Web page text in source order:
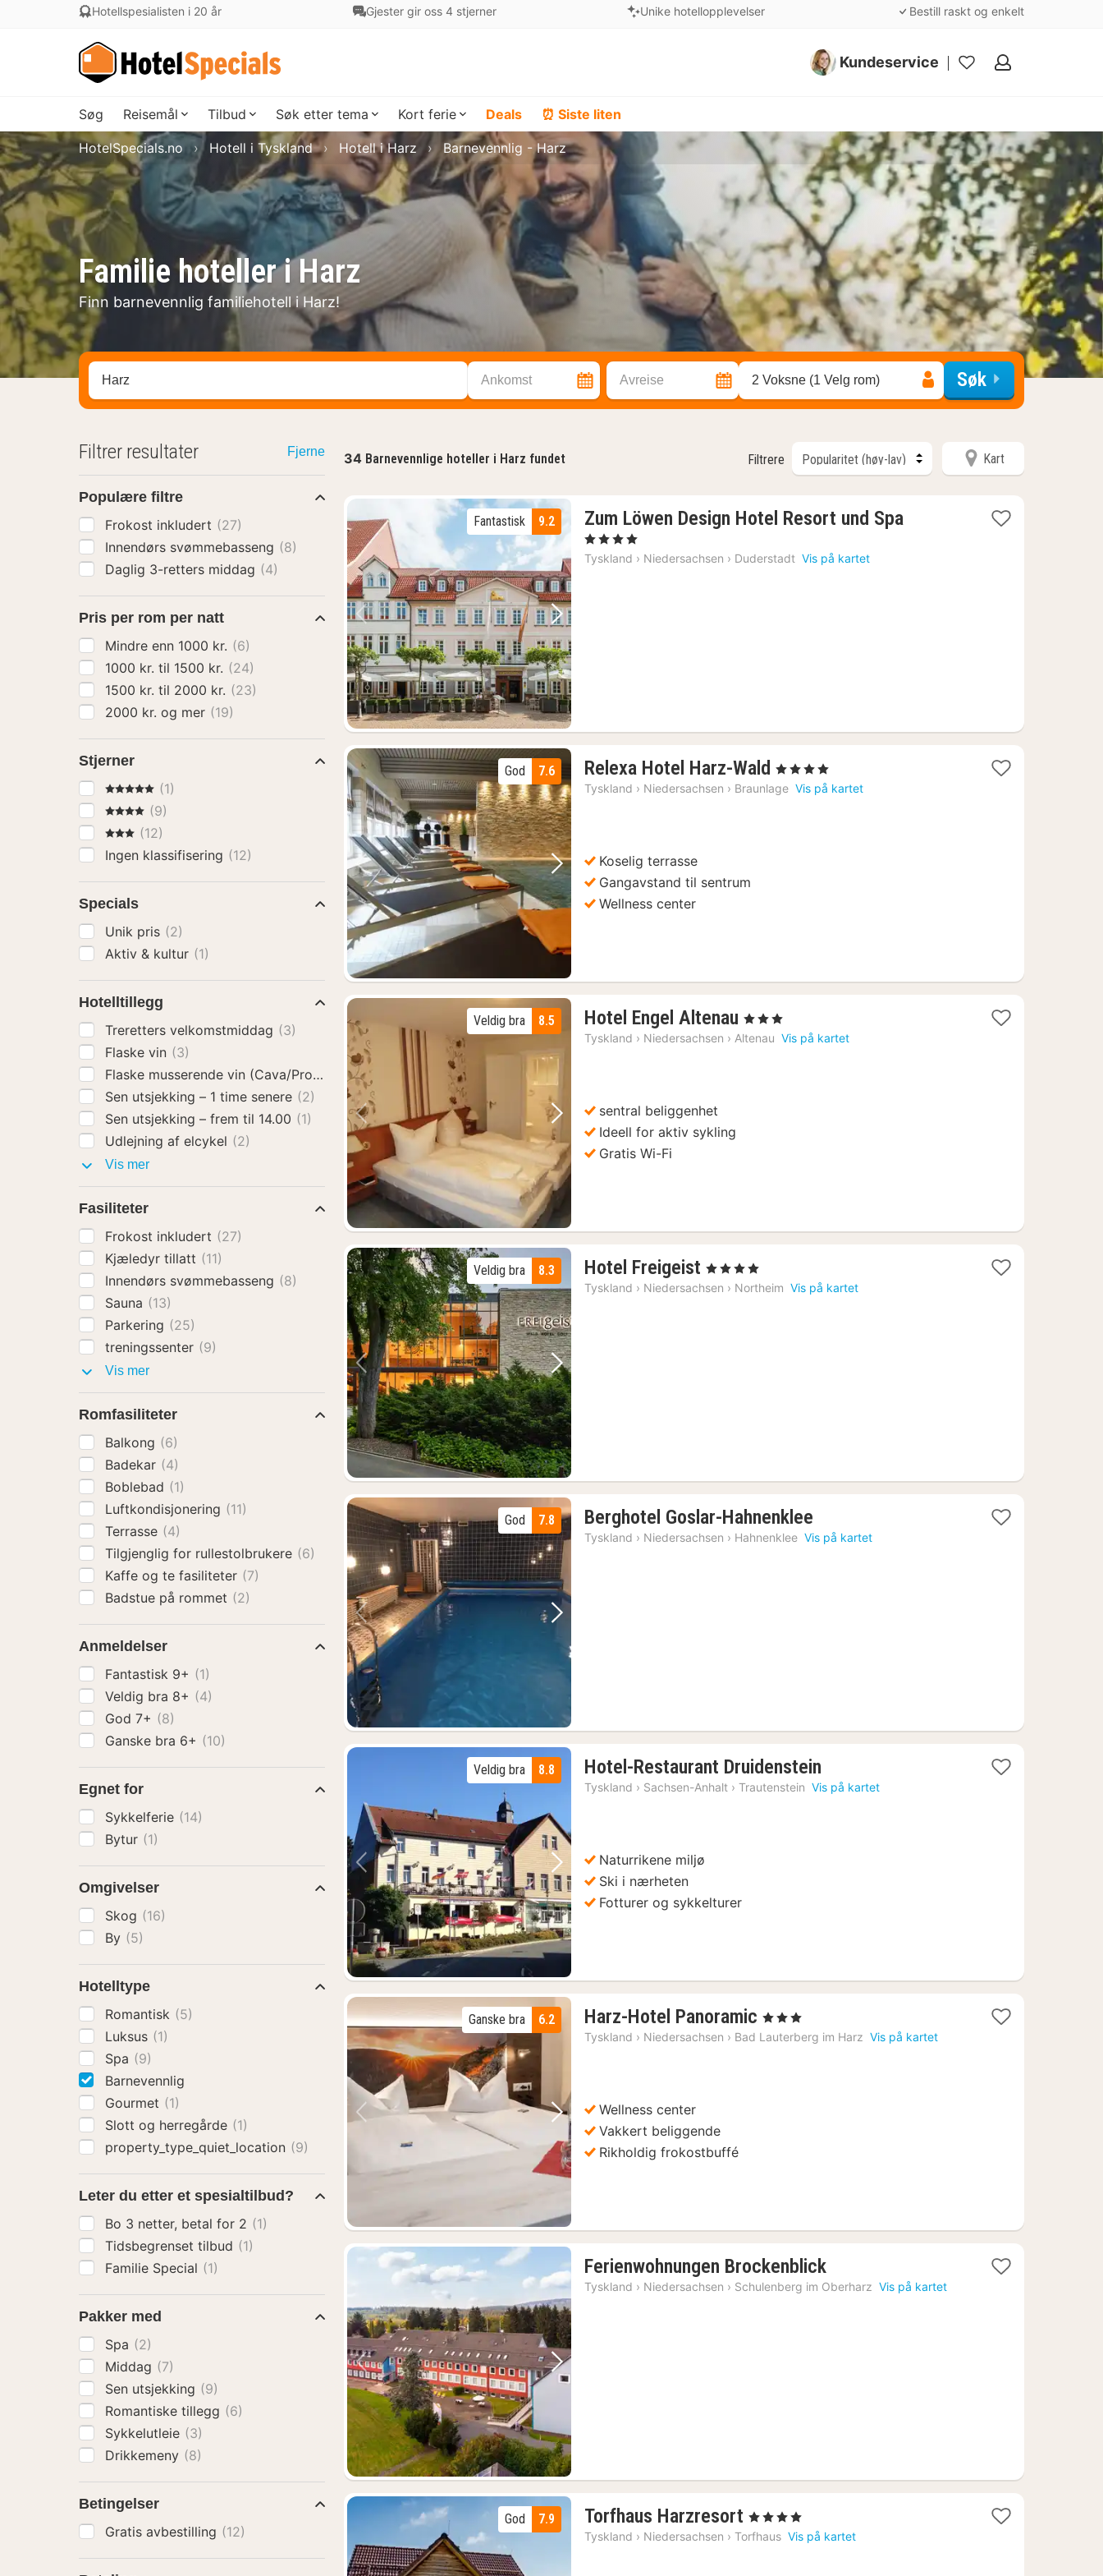
Hotellspesialisten i 20 år Gjester gir oss 4 stjerner Unike hotellopplevelser Bestill raskt og enkelt
Kundeservice
Mine
Søg Reisemål Tilbud Søk etter tema Kort ferie Deals ⏰ Siste liten
Familie hoteller i Harz
Finn barnevennlig familiehotell i Harz!
HotelSpecials.no Hotell i Tyskland Hotell i Harz Barnevennlig - Harz
Søk hotell, region eller by Ankomst Avreise 2 Voksne (1 Velg rom) Søk
34 Barnevennlige hoteller i Harz fundet Filtrere Kart
Forrige bilde Neste bilde
9.2
Fantastisk Zum Löwen Design Hotel Resort und Spa
, 4 Stjerner
Tyskland › Niedersachsen › Duderstadt Vis på kartet
Forrige bilde Neste bilde
7.6
God Relexa Hotel Harz-Wald 1
natt
, 4 Stjerner
Tyskland › Niedersachsen › Braunlage Vis på kartet
Koselig terrasse
Gangavstand til sentrum
Wellness center
Forrige bilde Neste bilde
8.5
Veldig bra Hotel Engel Altenau 1
natt
, 3 Stjerner
Tyskland › Niedersachsen › Altenau Vis på kartet
sentral beliggenhet
Ideell for aktiv sykling
Gratis Wi-Fi
Forrige bilde Neste bilde
8.3
Veldig bra Hotel Freigeist 1
natt
, 4 Stjerner
Tyskland › Niedersachsen › Northeim Vis på kartet
Forrige bilde Neste bilde
7.8
God Berghotel Goslar-Hahnenklee
natt
Tyskland › Niedersachsen › Hahnenklee Vis på kartet
Forrige bilde Neste bilde
8.8
Veldig bra Hotel-Restaurant Druidenstein
netter
Tyskland › Sachsen-Anhalt › Trautenstein Vis på kartet
Naturrikene miljø
Ski i nærheten
Fotturer og sykkelturer
Forrige bilde Neste bilde
6.2
Ganske bra Harz-Hotel Panoramic 2
netter
, 3 Stjerner
Tyskland › Niedersachsen › Bad Lauterberg im Harz Vis på kartet
Wellness center
Vakkert beliggende
Rikholdig frokostbuffé
Forrige bilde Neste bilde
Ferienwohnungen Brockenblick1
natt
Tyskland › Niedersachsen › Schulenberg im Oberharz Vis på kartet
7.9
God Torfhaus Harzresort 1
natt
, 4 Stjerner
Tyskland › Niedersachsen › Torfhaus Vis på kartet
Filtrer resultater Fjerne
Populære filtre
Frokost inkludert (27)
Innendørs svømmebasseng (8)
Daglig 3-retters middag (4)
Pris per rom per natt
Mindre enn 1000 kr. (6)
1000 kr. til 1500 kr. (24)
1500 kr. til 2000 kr. (23)
2000 kr. og mer (19)
Stjerner
5 Stjerner(1)
4 Stjerner
(9)
3 Stjerner
(12)
Ingen klassifisering (12)
Specials
Unik pris (2)
Aktiv & kultur (1)
Hotelltillegg
Treretters velkomstmiddag (3)
Flaske vin (3)
Flaske musserende vin (Cava/Prosecco)(5)
Sen utsjekking – 1 time senere (2)
Sen utsjekking – frem til 14.00 (1)
Udlejning af elcykel (2)
Vis merHotelltillegg
Fasiliteter
Frokost inkludert (27)
Kjæledyr tillatt (11)
Innendørs svømmebasseng (8)
Sauna (13)
Parkering (25)
treningssenter (9)
Vis merFasiliteter
Romfasiliteter
Balkong (6)
Badekar (4)
Boblebad (1)
Luftkondisjonering (11)
Terrasse (4)
Tilgjenglig for rullestolbrukere (6)
Kaffe og te fasiliteter (7)
Badstue på rommet (2)
Anmeldelser
Fantastisk 9+ (1)
Veldig bra 8+ (4)
God 7+ (8)
Ganske bra 6+ (10)
Egnet for
Sykkelferie (14)
Bytur (1)
Omgivelser
Skog (16)
By (5)
Hotelltype
Romantisk (5)
Luksus (1)
Spa (9)
Barnevennlig
Gourmet (1)
Slott og herregårde (1)
property_type_quiet_location (9)
Leter du etter et spesialtilbud?
Bo 3 netter, betal for 2 (1)
Tidsbegrenset tilbud (1)
Familie Special (1)
Pakker med
Spa (2)
Middag (7)
Sen utsjekking (9)
Romantiske tillegg (6)
Sykkelutleie (3)
Drikkemeny (8)
Betingelser
Gratis avbestilling (12)